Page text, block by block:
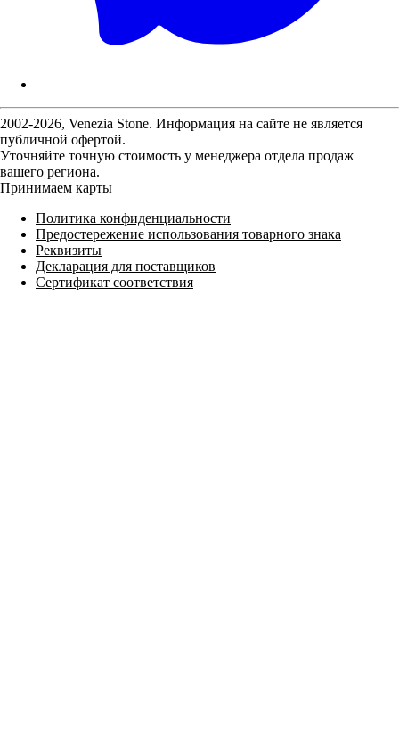
2002-2026, Venezia Stone. Информация на сайте не является
публичной офертой.
Уточняйте точную стоимость у менеджера отдела продаж
вашего региона.
Принимаем карты
Политика конфиденциальности
Предостережение использования товарного знака
Реквизиты
Декларация для поставщиков
Сертификат соответствия